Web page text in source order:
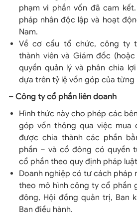
phạm vi phần vốn đã cam
pháp nhân độc lập và hoạt
Nam.
Về cơ cấu tổ chức, công ty
thành viên và Giám đốc
quyền quản lý và phân chia
dựa trên tỷ lệ vốn góp của từng
– Công ty cổ phần liên doanh
Hình thức này cho phép các
góp vốn thông qua việc mua
được chia thành các phần
phần – và cổ đông có quyền
cổ phần theo quy định pháp
Doanh nghiệp có tư cách pháp
theo mô hình công ty cổ phần
đông, Hội đồng quản trị, Ban
Ban điều hành.